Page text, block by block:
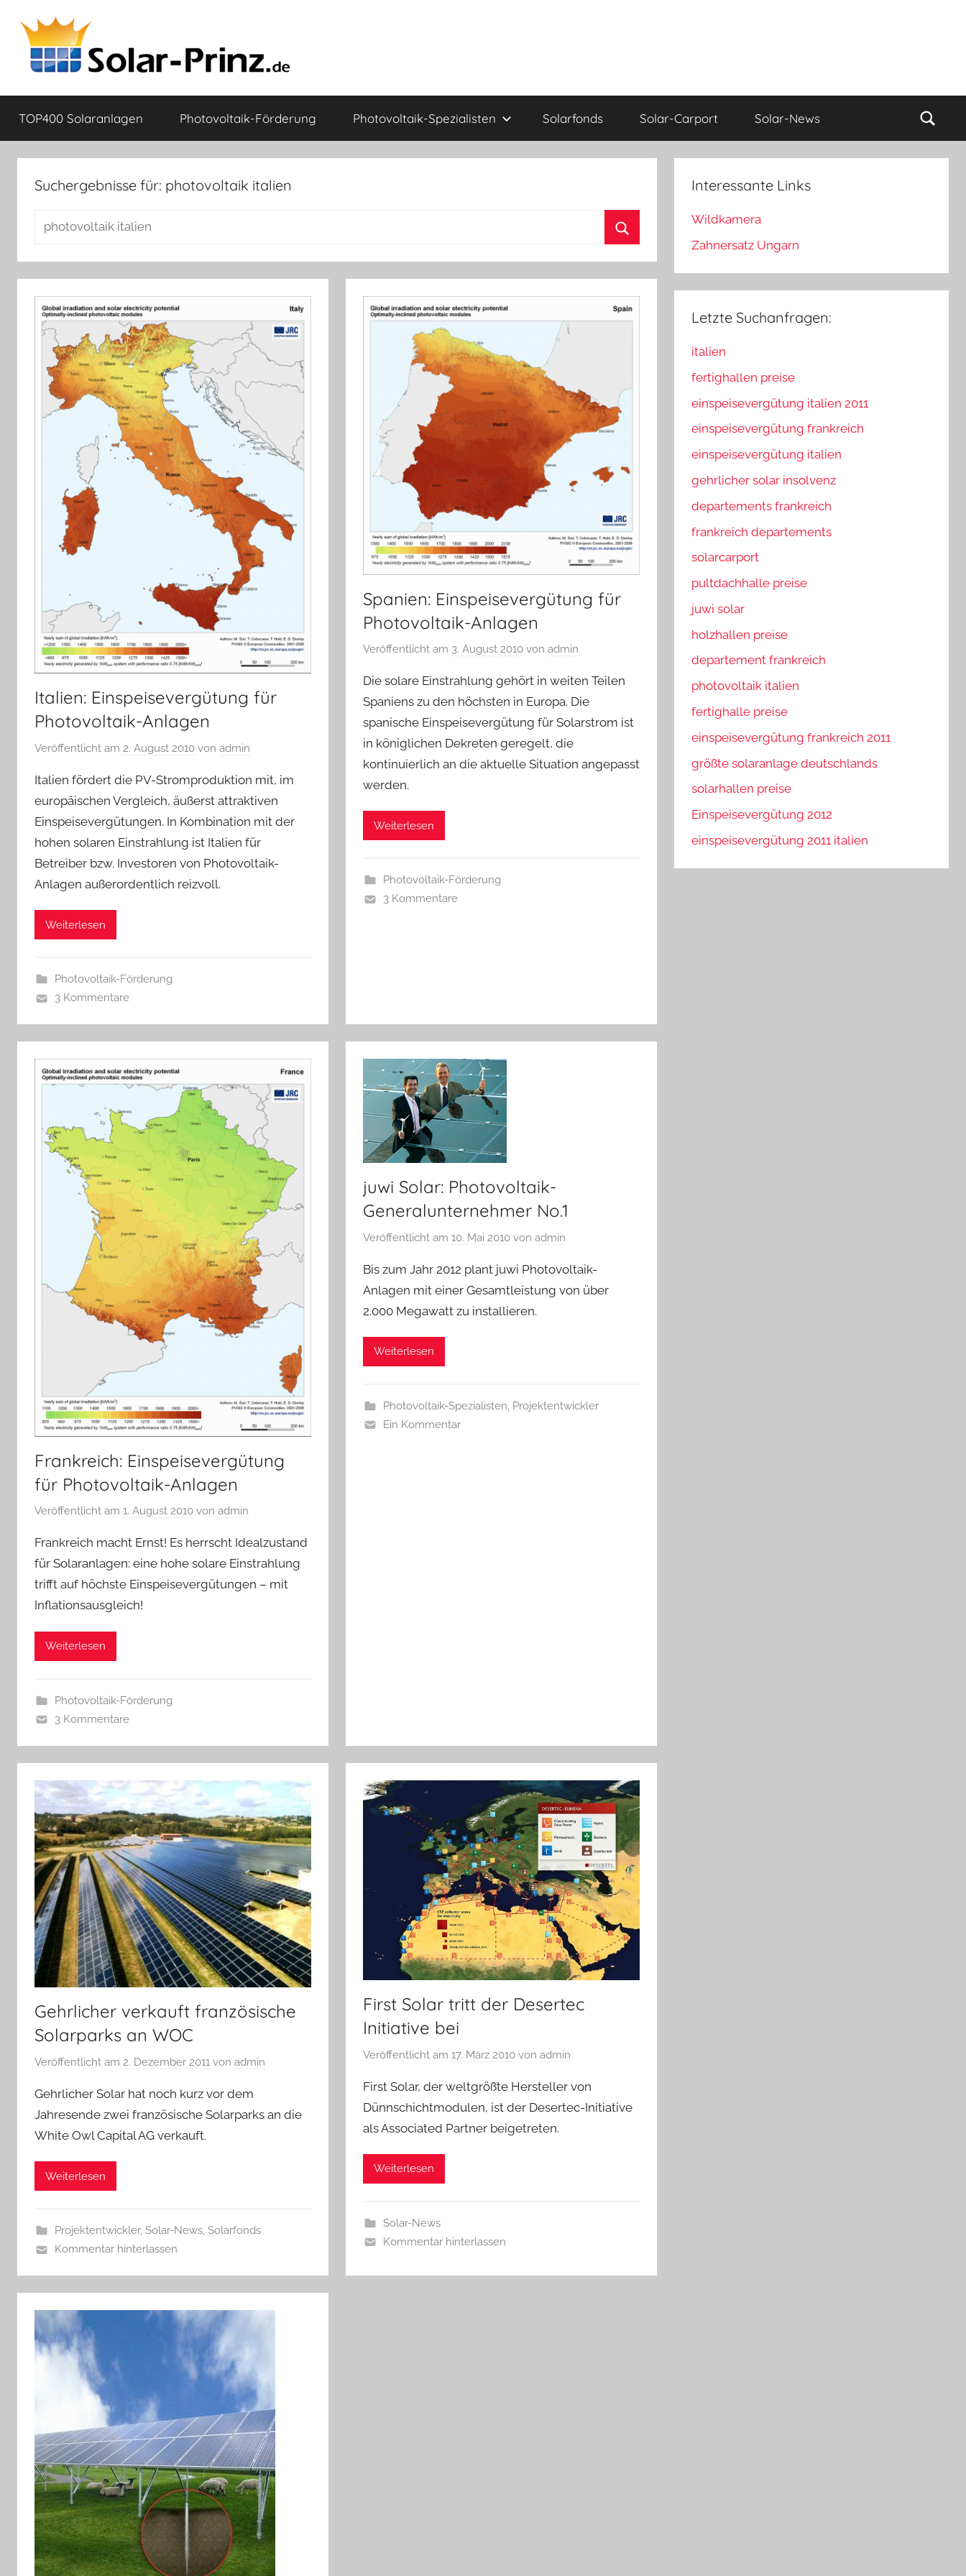
Inhalt
springen
Solar-
Prinz.de
TOP400 Solaranlagen Photovoltaik-Förderung Photovoltaik-Spezialisten Solarfonds Solar-Carport Solar-News
Suchergebnisse für: photovoltaik italien
Suchen
Italien: Einspeisevergütung für
Photovoltaik-Anlagen
Veröffentlicht am 2. August 2010 von admin
Italien fördert die PV-Stromproduktion mit, im
europäischen Vergleich, äußerst attraktiven
Einspeisevergütungen. In Kombination mit der
hohen solaren Einstrahlung ist Italien für
Betreiber bzw. Investoren von Photovoltaik-
Anlagen außerordentlich reizvoll.
Weiterlesen
Photovoltaik-Förderung
3 Kommentare
Spanien: Einspeisevergütung für
Photovoltaik-Anlagen
Veröffentlicht am 3. August 2010 vonadmin
Die solare Einstrahlung gehört in weiten Teilen
Spaniens zu den höchsten in Europa. Die
spanische Einspeisevergütung für Solarstrom ist
in königlichen Dekreten geregelt, die
kontinuierlich an die aktuelle Situation angepasst
werden.
Weiterlesen
Photovoltaik-Förderung
3 Kommentare
Frankreich: Einspeisevergütung
für Photovoltaik-Anlagen
Veröffentlicht am 1. August 2010 von admin
Frankreich macht Ernst! Es herrscht Idealzustand
für Solaranlagen: eine hohe solare Einstrahlung
trifft auf höchste Einspeisevergütungen – mit
Inflationsausgleich!
Weiterlesen
Photovoltaik-Förderung
3 Kommentare
juwi Solar: Photovoltaik-
Generalunternehmer No.1
Veröffentlicht am10. Mai 2010 vonadmin
Bis zum Jahr 2012 plant juwi Photovoltaik-
Anlagen mit einer Gesamtleistung von über
2.000 Megawatt zu installieren.
Weiterlesen
Photovoltaik-Spezialisten, Projektentwickler
Ein Kommentar
Gehrlicher verkauft französische
Solarparks an WOC
Veröffentlicht am 2. Dezember 2011 von admin
Gehrlicher Solar hat noch kurz vor dem
Jahresende zwei französische Solarparks an die
White Owl Capital AG verkauft.
Weiterlesen
Projektentwickler, Solar-News, Solarfonds
Kommentar hinterlassen
First Solar tritt der Desertec
Initiative bei
Veröffentlicht am17. März 2010 vonadmin
First Solar, der weltgrößte Hersteller von
Dünnschichtmodulen, ist der Desertec-Initiative
als Associated Partner beigetreten.
Weiterlesen
Solar-News
Kommentar hinterlassen
Interessante Links
Wildkamera
Zahnersatz Ungarn
Letzte Suchanfragen:
italien
fertighallen preise
einspeisevergütung italien 2011
einspeisevergütung frankreich
einspeisevergütung italien
gehrlicher solar insolvenz
departements frankreich
frankreich departements
solarcarport
pultdachhalle preise
juwi solar
holzhallen preise
departement frankreich
photovoltaik italien
fertighalle preise
einspeisevergütung frankreich 2011
größte solaranlage deutschlands
solarhallen preise
Einspeisevergütung 2012
einspeisevergütung 2011 italien